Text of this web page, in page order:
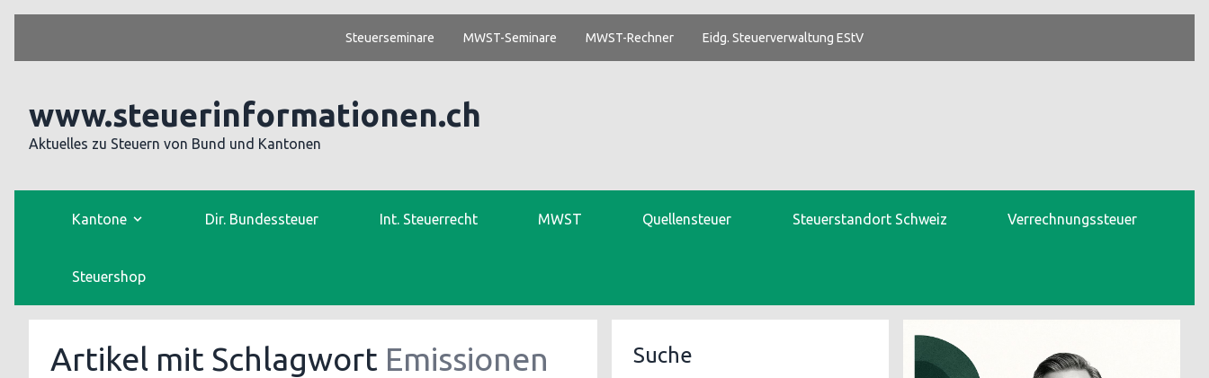
Steuerseminare MWST-Seminare MWST-Rechner Eidg. Steuerverwaltung EStV
www.steuerinformationen.ch
Aktuelles zu Steuern von Bund und Kantonen
Kantone Dir. Bundessteuer Int. Steuerrecht MWST Quellensteuer Steuerstandort Schweiz Verrechnungssteuer
Steuershop
Artikel mit Schlagwort Emissionen Suche